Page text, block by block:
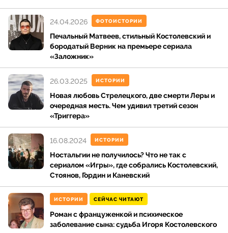
ФОТОИСТОРИИ
Печальный Матвеев, стильный Костолевский и
бородатый Верник на премьере сериала
«Заложник»
24.04.2026
ИСТОРИИ
Новая любовь Стрелецкого, две смерти Леры и
очередная месть. Чем удивил третий сезон
«Триггера»
26.03.2025
ИСТОРИИ
Ностальгии не получилось? Что не так с
сериалом «Игры», где собрались Костолевский,
Стоянов, Гордин и Каневский
16.08.2024
ИСТОРИИ СЕЙЧАС ЧИТАЮТ
Роман с француженкой и психическое
заболевание сына: судьба Игоря Костолевского